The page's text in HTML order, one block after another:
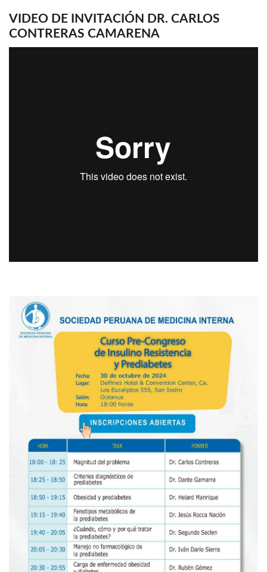
VIDEO DE INVITACIÓN DR. CARLOS
CONTRERAS CAMARENA